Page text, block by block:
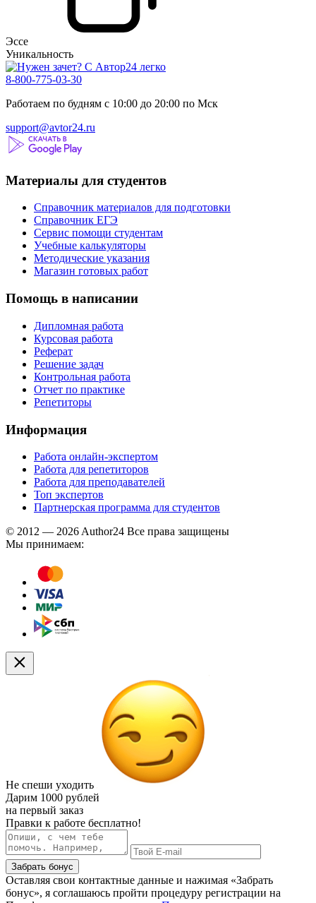
Эссе
Уникальность
8-800-775-03-30
Работаем по будням с 10:00 до 20:00 по Мск
support@avtor24.ru
Материалы для студентов
Справочник материалов для подготовки
Справочник ЕГЭ
Сервис помощи студентам
Учебные калькуляторы
Методические указания
Магазин готовых работ
Помощь в написании
Дипломная работа
Курсовая работа
Реферат
Решение задач
Контрольная работа
Отчет по практике
Репетиторы
Информация
Работа онлайн-экспертом
Работа для репетиторов
Работа для преподавателей
Топ экспертов
Партнерская программа для студентов
© 2012 — 2026 Author24 Все права защищены
Мы принимаем:
Не спеши уходить
Дарим 1000 рублей
на первый заказ
Правки к работе бесплатно!
Забрать бонус
Оставляя свои контактные данные и нажимая «Забрать
бонус», я соглашаюсь пройти процедуру регистрации на